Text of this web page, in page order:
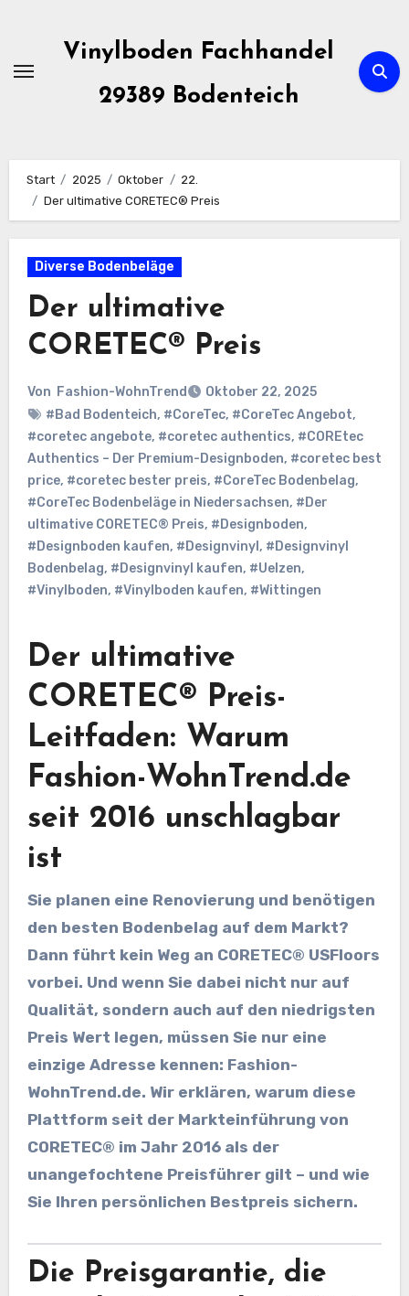
springen
Vinylboden Fachhandel
29389 Bodenteich
Start 2025 Oktober
22.
Der ultimative CORETEC® Preis
Diverse Bodenbeläge
Der ultimative
CORETEC® Preis
Von Fashion-WohnTrend
Oktober 22, 2025
#Bad Bodenteich, #CoreTec, #CoreTec Angebot,
#coretec angebote, #coretec authentics, #COREtec
Authentics – Der Premium-Designboden, #coretec best
price, #coretec bester preis, #CoreTec Bodenbelag,
#CoreTec Bodenbeläge in Niedersachsen, #Der
ultimative CORETEC® Preis, #Designboden,
#Designboden kaufen, #Designvinyl , #Designvinyl
Bodenbelag, #Designvinyl kaufen, #Uelzen,
#Vinylboden, #Vinylboden kaufen, #Wittingen
Der ultimative
CORETEC® Preis-
Leitfaden: Warum
Fashion-WohnTrend.de
seit 2016 unschlagbar
ist
Sie planen eine Renovierung und benötigen
den besten Bodenbelag auf dem Markt?
Dann führt kein Weg an CORETEC® USFloors
vorbei. Und wenn Sie dabei nicht nur auf
Qualität, sondern auch auf den niedrigsten
Preis Wert legen, müssen Sie nur eine
einzige Adresse kennen: Fashion-
WohnTrend.de. Wir erklären, warum diese
Plattform seit der Markteinführung von
CORETEC® im Jahr 2016 als der
unangefochtene Preisführer gilt – und wie
Sie Ihren persönlichen Bestpreis sichern.
Die Preisgarantie, die